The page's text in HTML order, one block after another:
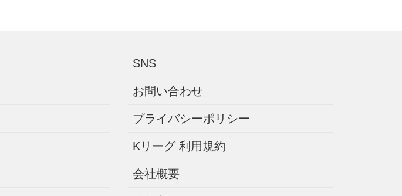
SNS
お問い合わせ
プライバシーポリシー
Kリーグ 利用規約
会社概要